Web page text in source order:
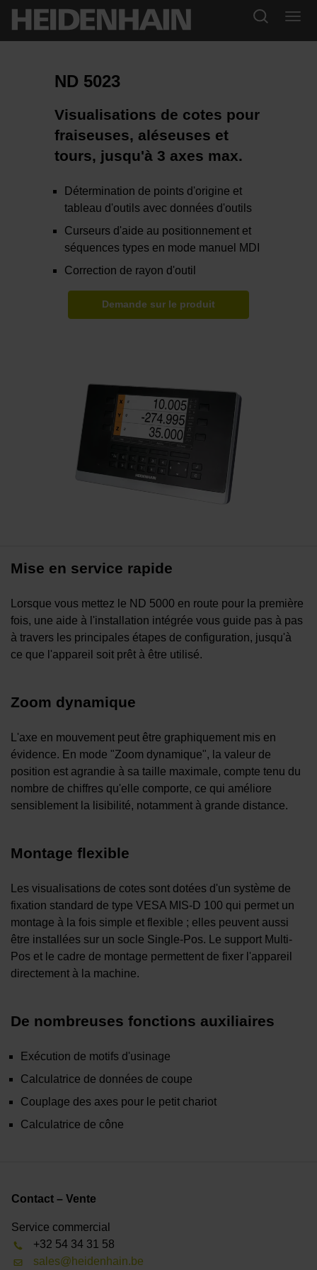
ND 5023
Visualisations de cotes pour
fraiseuses, aléseuses et
tours, jusqu'à 3 axes max.
Détermination de points d'origine et
tableau d'outils avec données d'outils
Curseurs d'aide au positionnement et
séquences types en mode manuel MDI
Correction de rayon d'outil
Demande sur le produit
Mise en service rapide
Lorsque vous mettez le ND 5000 en route pour la première
fois, une aide à l'installation intégrée vous guide pas à pas
à travers les principales étapes de configuration, jusqu'à
ce que l'appareil soit prêt à être utilisé.
Zoom dynamique
L'axe en mouvement peut être graphiquement mis en
évidence. En mode "Zoom dynamique", la valeur de
position est agrandie à sa taille maximale, compte tenu du
nombre de chiffres qu'elle comporte, ce qui améliore
sensiblement la lisibilité, notamment à grande distance.
Montage flexible
Les visualisations de cotes sont dotées d'un système de
fixation standard de type VESA MIS-D 100 qui permet un
montage à la fois simple et flexible ; elles peuvent aussi
être installées sur un socle Single-Pos. Le support Multi-
Pos et le cadre de montage permettent de fixer l'appareil
directement à la machine.
De nombreuses fonctions auxiliaires
Exécution de motifs d'usinage
Calculatrice de données de coupe
Couplage des axes pour le petit chariot
Calculatrice de cône
Contact – Vente
Service commercial
+32 54 34 31 58
sales@heidenhain.be